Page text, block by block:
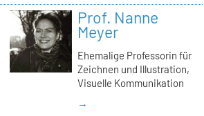
Prof. Nanne
Meyer
Ehemalige Professorin für
Zeichnen und Illustration,
Visuelle Kommunikation
→